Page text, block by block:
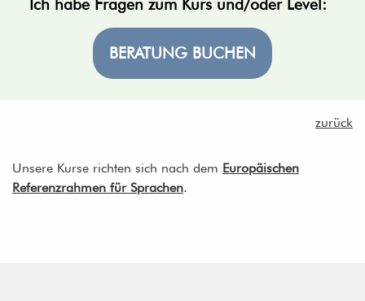
Ich habe Fragen zum Kurs und/oder Level:
BERATUNG BUCHEN
zurück
Unsere Kurse richten sich nach dem Europäischen
Referenzrahmen für Sprachen.